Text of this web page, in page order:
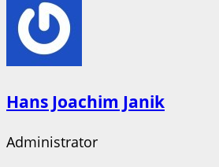
Hans Joachim Janik
Administrator